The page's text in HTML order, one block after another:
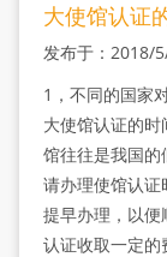
大使馆认证
发布于：
1，不同的国家
大使馆认证的
馆往往是我国的
请办理使馆认
提早办理，以
认证收取一定的